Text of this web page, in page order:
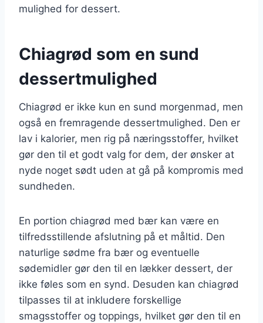
mulighed for dessert.
Chiagrød som en sund
dessertmulighed
Chiagrød er ikke kun en sund morgenmad, men
også en fremragende dessertmulighed. Den er
lav i kalorier, men rig på næringsstoffer, hvilket
gør den til et godt valg for dem, der ønsker at
nyde noget sødt uden at gå på kompromis med
sundheden.
En portion chiagrød med bær kan være en
tilfredsstillende afslutning på et måltid. Den
naturlige sødme fra bær og eventuelle
sødemidler gør den til en lækker dessert, der
ikke føles som en synd. Desuden kan chiagrød
tilpasses til at inkludere forskellige
smagsstoffer og toppings, hvilket gør den til en